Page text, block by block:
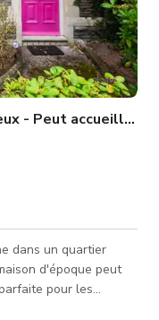
- Peut accueillir
dans un quartier
d'époque peut
pour les